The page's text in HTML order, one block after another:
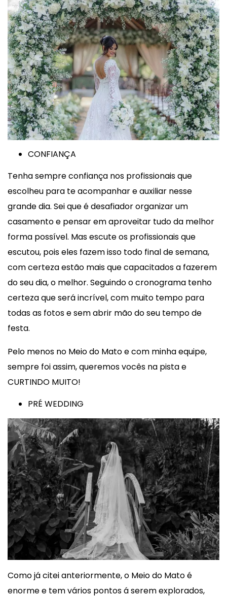
CONFIANÇA
Tenha sempre confiança nos profissionais que
escolheu para te acompanhar e auxiliar nesse
grande dia. Sei que é desafiador organizar um
casamento e pensar em aproveitar tudo da melhor
forma possível. Mas escute os profissionais que
escutou, pois eles fazem isso todo final de semana,
com certeza estão mais que capacitados a fazerem
do seu dia, o melhor. Seguindo o cronograma tenho
certeza que será incrível, com muito tempo para
todas as fotos e sem abrir mão do seu tempo de
festa.
Pelo menos no Meio do Mato e com minha equipe,
sempre foi assim, queremos vocês na pista e
CURTINDO MUITO!
PRÉ WEDDING
Como já citei anteriormente, o Meio do Mato é
enorme e tem vários pontos á serem explorados,